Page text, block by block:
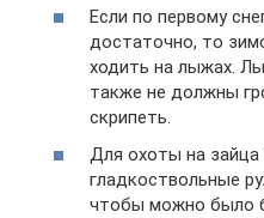
Если по первому
достаточно, то
ходить на лыжах.
также не должны
скрипеть.
Для охоты на
гладкоствольные
чтобы можно было